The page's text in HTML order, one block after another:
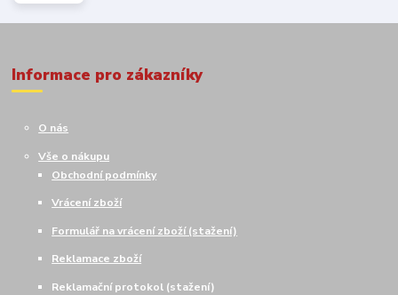
Informace pro zákazníky
O nás
Vše o nákupu
Obchodní podmínky
Vrácení zboží
Formulář na vrácení zboží (stažení)
Reklamace zboží
Reklamační protokol (stažení)